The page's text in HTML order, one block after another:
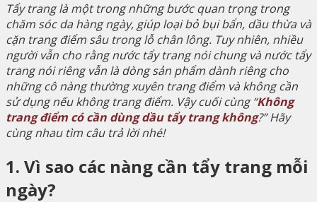
Tẩy trang là một trong những bước quan trọng trong
chăm sóc da hàng ngày, giúp loại bỏ bụi bẩn, dầu thừa và
cặn trang điểm sâu trong lỗ chân lông. Tuy nhiên, nhiều
người vẫn cho rằng nước tẩy trang nói chung và nước tẩy
trang nói riêng vẫn là dòng sản phẩm dành riêng cho
những cô nàng thường xuyên trang điểm và không cần
sử dụng nếu không trang điểm. Vậy cuối cùng “Không
trang điểm có cần dùng dầu tẩy trang không?” Hãy
cùng nhau tìm câu trả lời nhé!
1. Vì sao các nàng cần tẩy trang mỗi
ngày?